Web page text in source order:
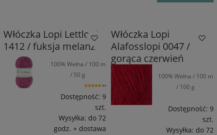
Włóczka Lopi Lettlopi
1412 / fuksja melanż
100% Wełna / 100 m
/ 50 g
5.0
Dostępność: 9
szt.
Wysyłka: do 72
godz. + dostawa
Włóczka Lopi
Alafosslopi 0047 /
gorąca czerwień
100% Wełna / 100 m
/ 100 g
Dostępność: 9
szt.
Wysyłka: do 72